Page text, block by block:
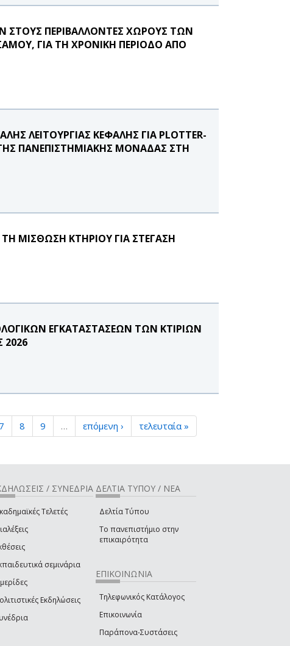
ΠΕΡΙΒΑΛΛΟΝΤΕΣ ΧΩΡΟΥΣ ΤΩΝ
ΓΙΑ ΤΗ ΧΡΟΝΙΚΗ ΠΕΡΙΟΔΟ ΑΠΟ
ΛΕΙΤΟΥΡΓΙΑΣ ΚΕΦΑΛΗΣ ΓΙΑ PLOTTER-
ΤΗΣ ΠΑΝΕΠΙΣΤΗΜΙΑΚΗΣ ΜΟΝΑΔΑΣ ΣΤΗ
ΜΙΣΘΩΣΗ ΚΤΗΡΙΟΥ ΓΙΑ ΣΤΕΓΑΣΗ
ΕΓΚΑΤΑΣΤΑΣΕΩΝ ΤΩΝ ΚΤΙΡΙΩΝ
7 8 9 … επόμενη › τελευταία »
/ ΣΥΝΕΔΡΙΑ
Τελετές
σεμινάρια
Εκδηλώσεις
ΔΕΛΤΙΑ ΤΥΠΟΥ / ΝΕΑ
Δελτία Τύπου
Το πανεπιστήμιο στην
επικαιρότητα
ΕΠΙΚΟΙΝΩΝΙΑ
Τηλεφωνικός Κατάλογος
Επικοινωνία
Παράπονα-Συστάσεις